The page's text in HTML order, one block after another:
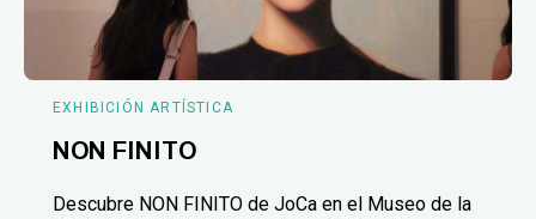
EXHIBICIÓN ARTÍSTICA
NON FINITO
Descubre NON FINITO de JoCa en el Museo de la